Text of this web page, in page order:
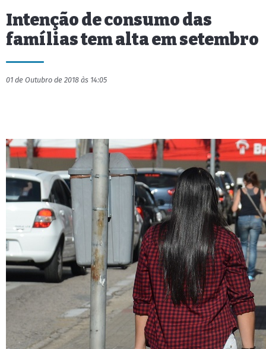
Intenção de consumo das
famílias tem alta em setembro
01 de Outubro de 2018 às 14:05